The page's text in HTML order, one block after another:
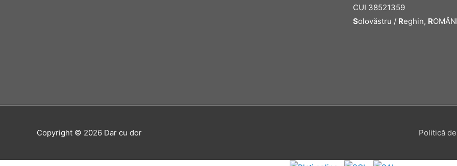
CUI 38521359
Solovăstru / Reghin, R
Copyright © 2026 Dar cu dor Politică